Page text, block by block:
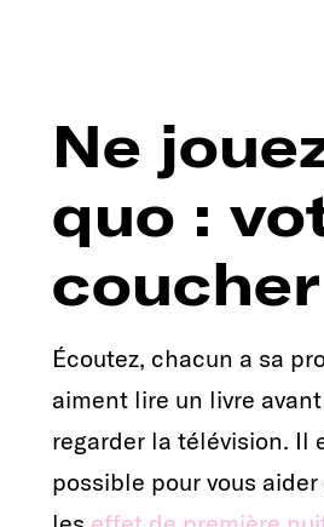
Ne
quo :
coucher
Écoutez, chacun a sa
aiment lire un livre
regarder la télévision. Il
possible pour vous